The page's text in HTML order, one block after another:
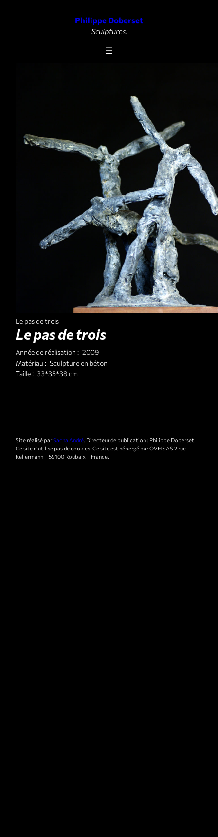
Philippe Doberset
Sculptures.
Le pas de trois
Le pas de trois
Année de réalisation : 2009
Matériau : Sculpture en béton
Taille : 33*35*38 cm
Site réalisé parSacha André . Directeur de publication : Philippe Doberset.
Ce site n’utilise pas de cookies. Ce site est hébergé par OVH SAS 2 rue
Kellermann – 59100 Roubaix – France.